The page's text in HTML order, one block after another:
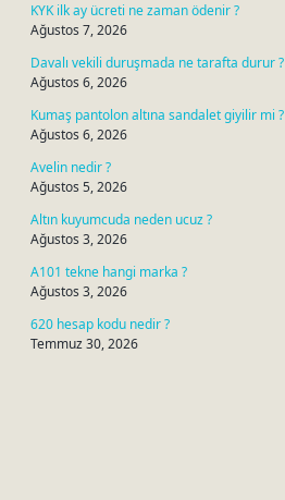
KYK ilk ay ücreti ne zaman ödenir ?
Ağustos 7, 2026
Davalı vekili duruşmada ne tarafta durur ?
Ağustos 6, 2026
Kumaş pantolon altına sandalet giyilir mi ?
Ağustos 6, 2026
Avelin nedir ?
Ağustos 5, 2026
Altın kuyumcuda neden ucuz ?
Ağustos 3, 2026
A101 tekne hangi marka ?
Ağustos 3, 2026
620 hesap kodu nedir ?
Temmuz 30, 2026